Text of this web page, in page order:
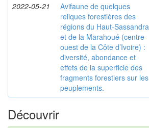
2022-05-21
Avifaune de quelques
reliques forestières des
régions du Haut-Sassandra
et de la Marahoué (centre-
ouest de la Côte d’Ivoire) :
diversité, abondance et
effets de la superficie des
fragments forestiers sur les
peuplements.
Découvrir